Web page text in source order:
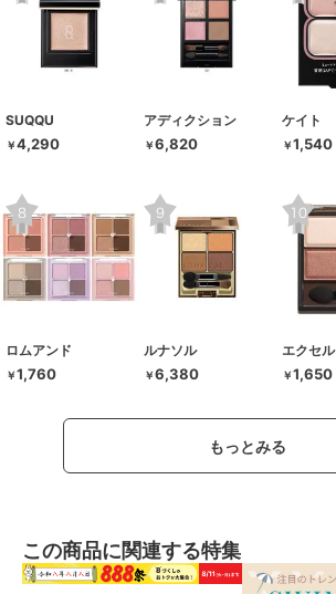
SUQQU
￥4,290
アディクション
￥6,820
ケイト
￥1,540
ロムアンド
￥1,760
ルナソル
￥6,380
エクセル
￥1,650
もっとみる
この商品に関連する特集